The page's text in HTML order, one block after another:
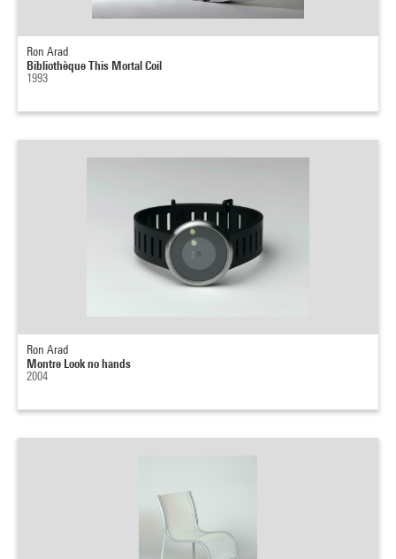
Ron Arad
Bibliothèque This Mortal Coil
1993
Ron Arad
Montre Look no hands
2004